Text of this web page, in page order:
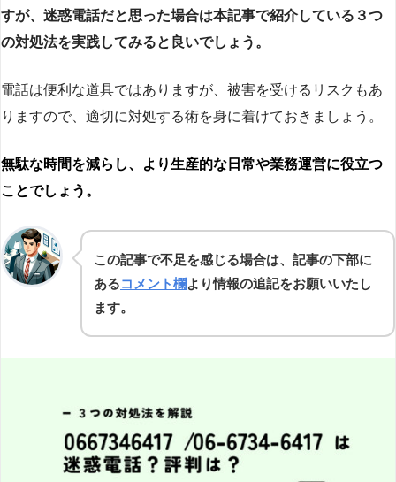
すが、迷惑電話だと思った場合は本記事で紹介している３つ
の対処法を実践してみると良いでしょう。
電話は便利な道具ではありますが、被害を受けるリスクもあ
りますので、適切に対処する術を身に着けておきましょう。
無駄な時間を減らし、より生産的な日常や業務運営に役立つ
ことでしょう。
この記事で不足を感じる場合は、記事の下部に
あるコメント欄より情報の追記をお願いいたし
ます。